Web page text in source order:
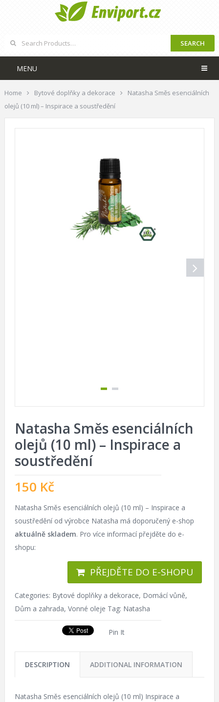
SEARCH
MENU
Home Bytové doplňky a dekorace
Natasha Směs esenciálních
olejů (10 ml) – Inspirace a soustředění
Natasha Směs esenciálních
olejů (10 ml) – Inspirace a
soustředění
150 Kč
Natasha Směs esenciálních olejů (10 ml) – Inspirace a
soustředění od výrobce Natasha má doporučený e-shop
aktuálně skladem. Pro více informací přejděte do e-
shopu:
PŘEJDĚTE DO E-SHOPU
Categories: Bytové doplňky a dekorace, Domácí vůně,
Dům a zahrada, Vonné oleje Tag: Natasha
Pin It
DESCRIPTION ADDITIONAL INFORMATION
Natasha Směs esenciálních olejů (10 ml) Inspirace a